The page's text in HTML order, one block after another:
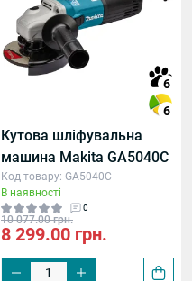
6
6
Кутова шліфувальна
машина Makita GA5040C
Код товару: GA5040C
В наявності
0
10 077.00 грн.
8 299.00 грн.